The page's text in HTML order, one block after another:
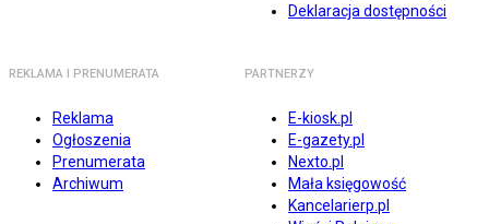
Deklaracja dostępności
REKLAMA I PRENUMERATA
Reklama
Ogłoszenia
Prenumerata
Archiwum
PARTNERZY
E-kiosk.pl
E-gazety.pl
Nexto.pl
Mała księgowość
Kancelarierp.pl